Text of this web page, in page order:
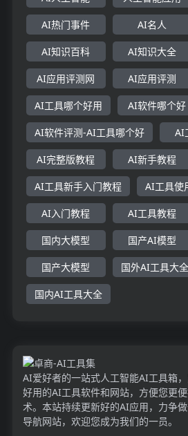
AI热门事件 AI名人
AI知识百科 AI知识大全
AI应用评测网 AI应用评测
AI工具哪个好用 AI软件哪个好
AI软件评测-AI工具哪个好 AI
AI完整版教程 AI新手教程
AI工具新手入门教程 AI工具使
AI入门教程 AI工具教程
国内大模型 国产AI模型
国产大模型 国外AI工具大全
国内AI工具大全
AI爱好者的一站式人工智能AI工具箱
好用的AI工具软件和网站，方便您更
术。本站持续更新好的AI应用，力争
导航网站，欢迎您成为我们的一员。